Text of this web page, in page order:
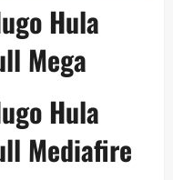
Hula
Mega
Hula
Mediafire